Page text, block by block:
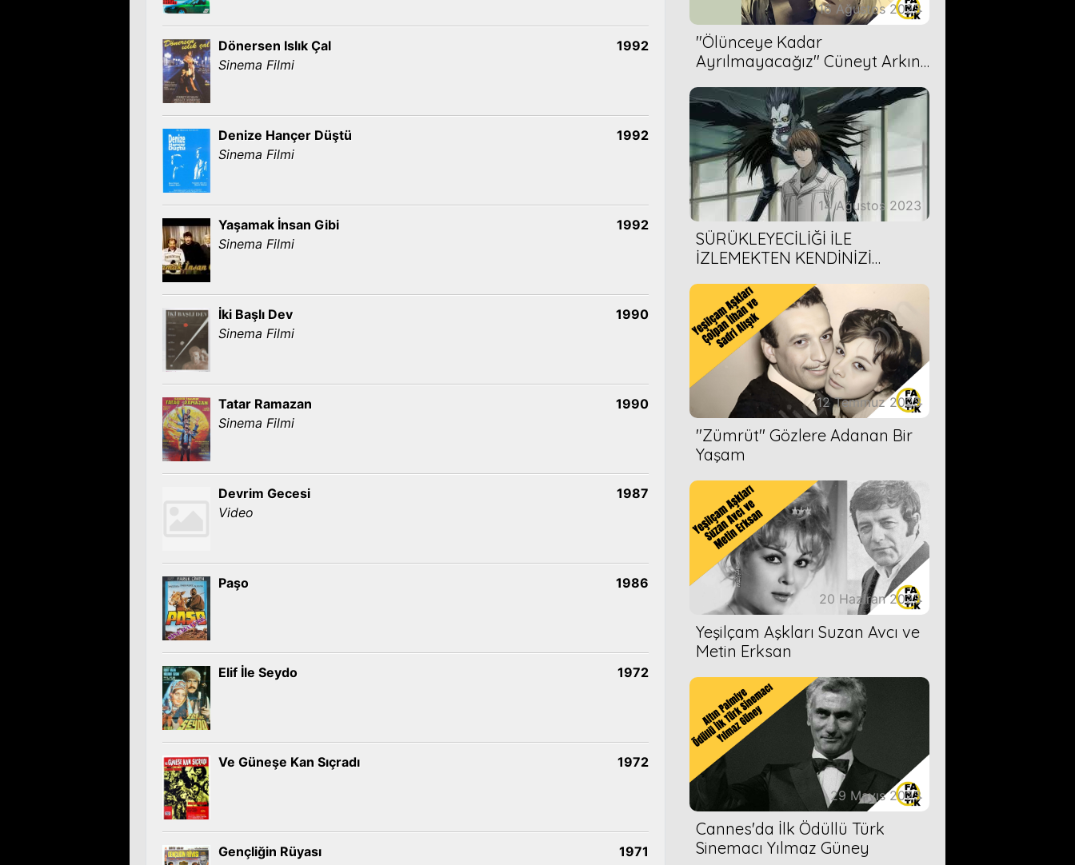
Dönersen Islık Çal
Sinema Filmi
1992
Denize Hançer Düştü
Sinema Filmi
1992
Yaşamak İnsan Gibi
Sinema Filmi
1992
İki Başlı Dev
Sinema Filmi
1990
Tatar Ramazan
Sinema Filmi
1990
Devrim Gecesi
Video
1987
Paşo 1986
Elif İle Seydo 1972
Ve Güneşe Kan Sıçradı 1972
Gençliğin Rüyası
1971
16 Ağustos 2023
''Ölünceye Kadar
Ayrılmayacağız'' Cüneyt Arkın-
14 Ağustos 2023
SÜRÜKLEYECİLİĞİ İLE
İZLEMEKTEN KENDİNİZİ
ÖNERİMİZ
12 Temmuz 2023
''Zümrüt'' Gözlere Adanan Bir
Yaşam
20 Haziran 2023
Yeşilçam Aşkları Suzan Avcı ve
Metin Erksan
29 Mayıs 2023
Cannes'da İlk Ödüllü Türk
Sinemacı Yılmaz Güney